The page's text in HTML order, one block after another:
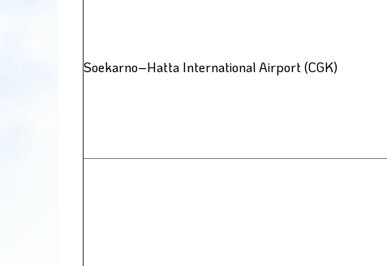
Soekarno–Hatta International Airport (CGK)